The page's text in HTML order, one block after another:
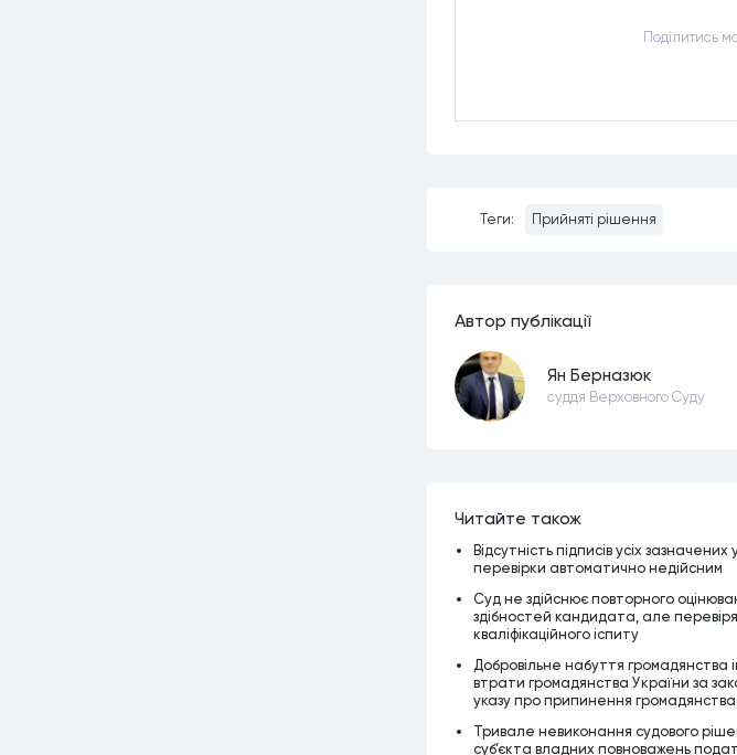
Подiлитись
Теги: Прийняті рішення
Автор публiкацiї
Ян Берназюк
суддя Верховного Суду
Читайте також
Відсутність підписів усіх
перевірки автоматично недійсним
Суд не здійснює повторного
здібностей кандидата, але
кваліфікаційного іспиту
Добровільне набуття громадянства
втрати громадянства України за
указу про припинення
Тривале невиконання судового
суб’єкта владних повноважень